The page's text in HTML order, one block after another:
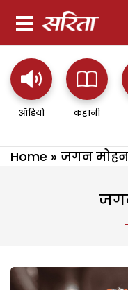
ऑडियो कहानी
Home » जगन मोहन